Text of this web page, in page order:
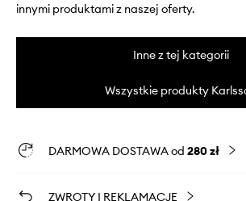
innymi produktami z naszej oferty.
Inne z tej kategorii
Wszystkie produkty
DARMOWA DOSTAWA od 280 zł
ZWROTY I REKLAMACJE